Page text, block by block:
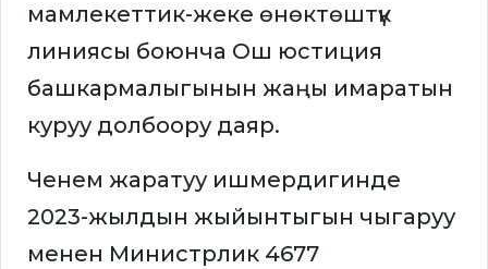
мамлекеттик-жеке өнөктөштүк
линиясы боюнча Ош юстиция
башкармалыгынын жаңы имаратын
куруу долбоору даяр.
Ченем жаратуу ишмердигинде
2023-жылдын жыйынтыгын чыгаруу
менен Министрлик 4677